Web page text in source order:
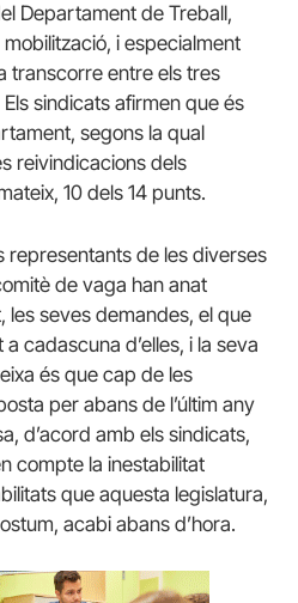
Departament de Treball,
i especialment
transcorre entre els tres
sindicats afirmen que és
segons la qual
reivindicacions dels
, 10 dels 14 punts.
representants de les diverses
de vaga han anat
les seves demandes, el que
cadascuna d’elles, i la seva
és que cap de les
per abans de l’últim any
d’acord amb els sindicats,
compte la inestabilitat
que aquesta legislatura,
acabi abans d’hora.